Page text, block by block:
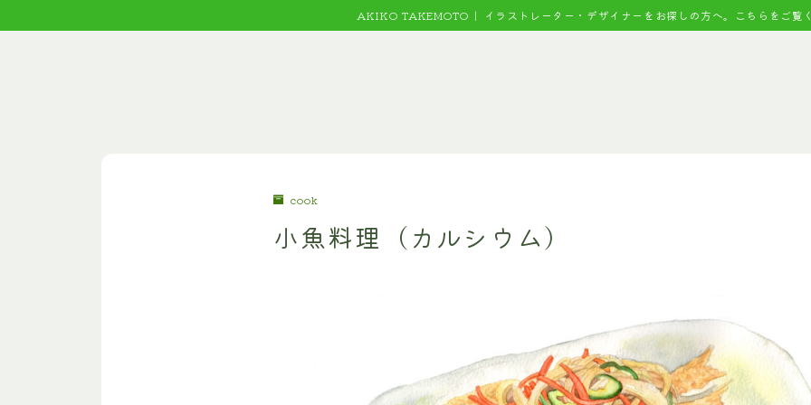
AKIKO TAKEMOTO｜ イラストレーター・デザイナーをお探しの方へ。こちらをご覧
cook
小魚料理（カルシウム）